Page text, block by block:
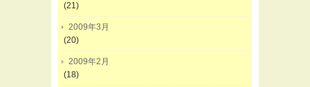
(21)
2009年3月
(20)
2009年2月
(18)